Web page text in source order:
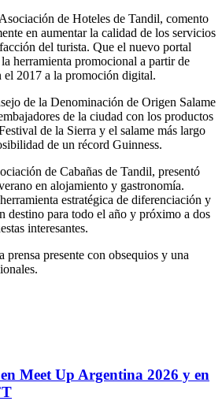
de Hoteles de Tandil, comento
en aumentar la calidad de los servicios
del turista. Que el nuevo portal
herramienta promocional a partir de
el 2017 a la promoción digital.
de la Denominación de Origen Salame
de la ciudad con los productos
de la Sierra y el salame más largo
de un récord Guinness.
de Cabañas de Tandil, presentó
en alojamiento y gastronomía.
estratégica de diferenciación y
destino para todo el año y próximo a dos
interesantes.
prensa presente con obsequios y una
Meet Up Argentina 2026 y en